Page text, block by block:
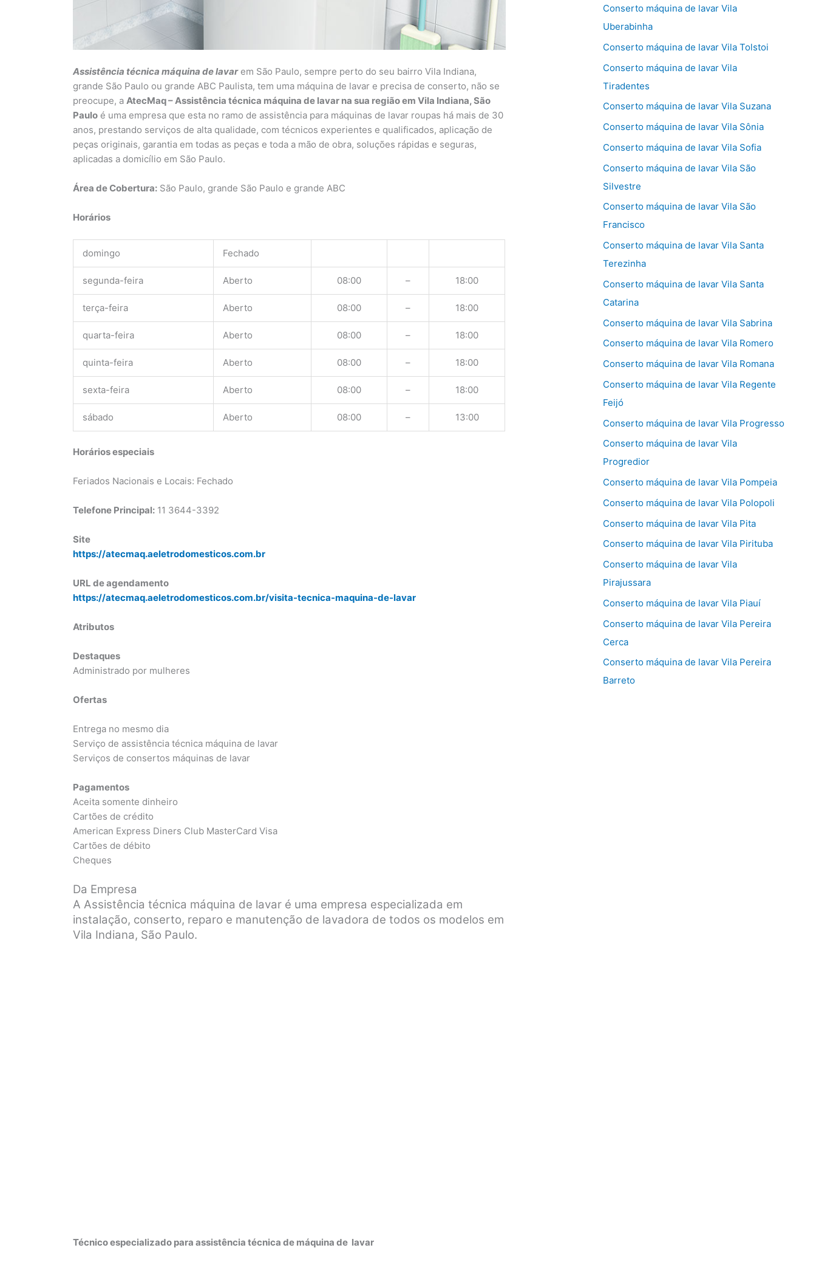
Assistência técnica máquina de lavarem São Paulo, sempre perto do seu bairro Vila Indiana,
grande São Paulo ou grande ABC Paulista, tem uma máquina de lavar e precisa de conserto, não se
preocupe, a AtecMaq – Assistência técnica máquina de lavar na sua região em Vila Indiana, São
Paulo é uma empresa que esta no ramo de assistência para máquinas de lavar roupas há mais de 30
anos, prestando serviços de alta qualidade, com técnicos experientes e qualificados, aplicação de
peças originais, garantia em todas as peças e toda a mão de obra, soluções rápidas e seguras,
aplicadas a domicílio em São Paulo.
Área de Cobertura: São Paulo, grande São Paulo e grande ABC
Horários
domingo Fechado
segunda-feira Aberto 08:00 – 18:00
terça-feira Aberto 08:00 – 18:00
quarta-feira Aberto 08:00 – 18:00
quinta-feira Aberto 08:00 – 18:00
sexta-feira Aberto 08:00 – 18:00
sábado Aberto 08:00 – 13:00
Horários especiais
Feriados Nacionais e Locais: Fechado
Telefone Principal: 11 3644-3392
Site
https://atecmaq.aeletrodomesticos.com.br
URL de agendamento
https://atecmaq.aeletrodomesticos.com.br/visita-tecnica-maquina-de-lavar
Atributos
Destaques
Administrado por mulheres
Ofertas
Entrega no mesmo dia
Serviço de assistência técnica máquina de lavar
Serviços de consertos máquinas de lavar
Pagamentos
Aceita somente dinheiro
Cartões de crédito
American Express Diners Club MasterCard Visa
Cartões de débito
Cheques
Da Empresa
A Assistência técnica máquina de lavar é uma empresa especializada em
instalação, conserto, reparo e manutenção de lavadora de todos os modelos em
Vila Indiana, São Paulo.
Técnico especializado para assistência técnica de máquina de lavar
Conserto máquina de lavar Vila
Uberabinha
Conserto máquina de lavar Vila Tolstoi
Conserto máquina de lavar Vila
Tiradentes
Conserto máquina de lavar Vila Suzana
Conserto máquina de lavar Vila Sônia
Conserto máquina de lavar Vila Sofia
Conserto máquina de lavar Vila São
Silvestre
Conserto máquina de lavar Vila São
Francisco
Conserto máquina de lavar Vila Santa
Terezinha
Conserto máquina de lavar Vila Santa
Catarina
Conserto máquina de lavar Vila Sabrina
Conserto máquina de lavar Vila Romero
Conserto máquina de lavar Vila Romana
Conserto máquina de lavar Vila Regente
Feijó
Conserto máquina de lavar Vila Progresso
Conserto máquina de lavar Vila
Progredior
Conserto máquina de lavar Vila Pompeia
Conserto máquina de lavar Vila Polopoli
Conserto máquina de lavar Vila Pita
Conserto máquina de lavar Vila Pirituba
Conserto máquina de lavar Vila
Pirajussara
Conserto máquina de lavar Vila Piauí
Conserto máquina de lavar Vila Pereira
Cerca
Conserto máquina de lavar Vila Pereira
Barreto